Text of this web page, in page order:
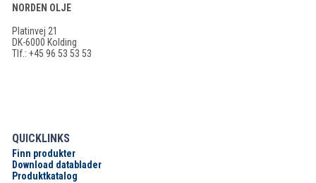
NORDEN OLJE
Platinvej 21
DK-6000 Kolding
Tlf.: +45 96 53 53 53
QUICKLINKS
Finn produkter
Download datablader
Produktkatalog